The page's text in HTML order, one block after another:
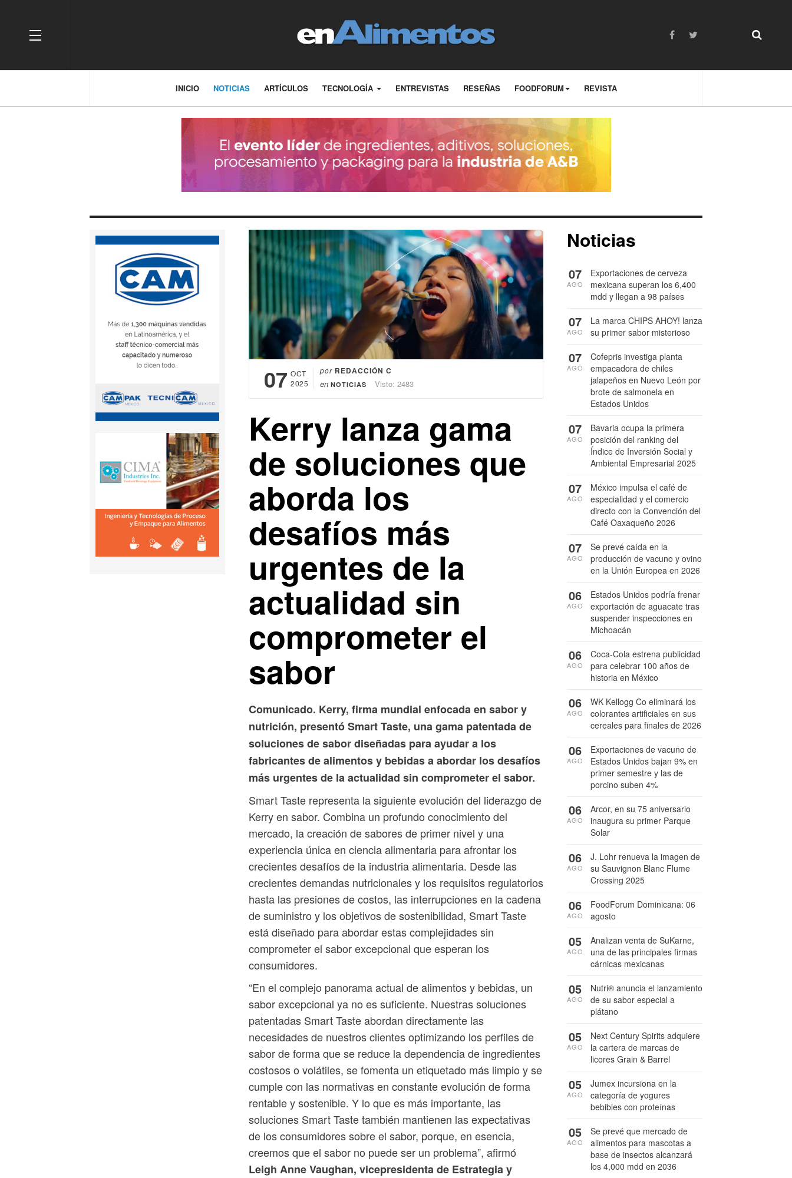
OFF CANVAS
INICIO NOTICIAS ARTÍCULOS TECNOLOGÍA ENTREVISTAS RESEÑAS FOODFORUM REVISTA
07 OCT
2025
por REDACCIÓN C
en NOTICIAS Visto: 2483
Kerry lanza gama
de soluciones que
aborda los
desafíos más
urgentes de la
actualidad sin
comprometer el
sabor
Comunicado. Kerry, firma mundial enfocada en sabor y
nutrición, presentó Smart Taste, una gama patentada de
soluciones de sabor diseñadas para ayudar a los
fabricantes de alimentos y bebidas a abordar los desafíos
más urgentes de la actualidad sin comprometer el sabor.
Smart Taste representa la siguiente evolución del liderazgo de
Kerry en sabor. Combina un profundo conocimiento del
mercado, la creación de sabores de primer nivel y una
experiencia única en ciencia alimentaria para afrontar los
crecientes desafíos de la industria alimentaria. Desde las
crecientes demandas nutricionales y los requisitos regulatorios
hasta las presiones de costos, las interrupciones en la cadena
de suministro y los objetivos de sostenibilidad, Smart Taste
está diseñado para abordar estas complejidades sin
comprometer el sabor excepcional que esperan los
consumidores.
“En el complejo panorama actual de alimentos y bebidas, un
sabor excepcional ya no es suficiente. Nuestras soluciones
patentadas Smart Taste abordan directamente las
necesidades de nuestros clientes optimizando los perfiles de
sabor de forma que se reduce la dependencia de ingredientes
costosos o volátiles, se fomenta un etiquetado más limpio y se
cumple con las normativas en constante evolución de forma
rentable y sostenible. Y lo que es más importante, las
soluciones Smart Taste también mantienen las expectativas
de los consumidores sobre el sabor, porque, en esencia,
creemos que el sabor no puede ser un problema”, afirmó
Leigh Anne Vaughan, vicepresidenta de Estrategia y
Noticias
Exportaciones de cerveza
mexicana superan los 6,400
mdd y llegan a 98 países
07
AGO
La marca CHIPS AHOY! lanza
su primer sabor misterioso
07
AGO
Cofepris investiga planta
empacadora de chiles
jalapeños en Nuevo León por
brote de salmonela en
Estados Unidos
07
AGO
Bavaria ocupa la primera
posición del ranking del
Índice de Inversión Social y
Ambiental Empresarial 2025
07
AGO
México impulsa el café de
especialidad y el comercio
directo con la Convención del
Café Oaxaqueño 2026
07
AGO
Se prevé caída en la
producción de vacuno y ovino
en la Unión Europea en 2026
07
AGO
Estados Unidos podría frenar
exportación de aguacate tras
suspender inspecciones en
Michoacán
06
AGO
Coca-Cola estrena publicidad
para celebrar 100 años de
historia en México
06
AGO
WK Kellogg Co eliminará los
colorantes artificiales en sus
cereales para finales de 2026
06
AGO
Exportaciones de vacuno de
Estados Unidos bajan 9% en
primer semestre y las de
porcino suben 4%
06
AGO
Arcor, en su 75 aniversario
inaugura su primer Parque
Solar
06
AGO
J. Lohr renueva la imagen de
su Sauvignon Blanc Flume
Crossing 2025
06
AGO
FoodForum Dominicana: 06
agosto
06
AGO
Analizan venta de SuKarne,
una de las principales firmas
cárnicas mexicanas
05
AGO
Nutri® anuncia el lanzamiento
de su sabor especial a
plátano
05
AGO
Next Century Spirits adquiere
la cartera de marcas de
licores Grain & Barrel
05
AGO
Jumex incursiona en la
categoría de yogures
bebibles con proteínas
05
AGO
Se prevé que mercado de
alimentos para mascotas a
base de insectos alcanzará
los 4,000 mdd en 2036
05
AGO